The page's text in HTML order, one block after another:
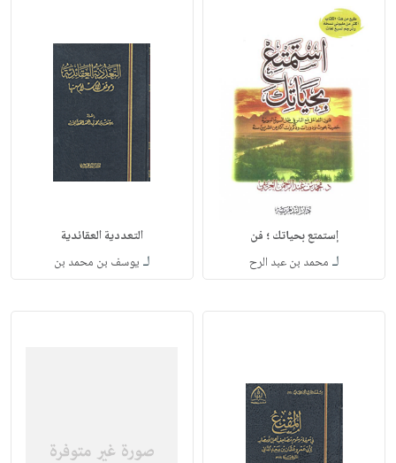
إستمتع بحياتك ؛ فن
لـ محمد بن عبد الرح
التعددية العقائدية
لـ يوسف بن محمد بن